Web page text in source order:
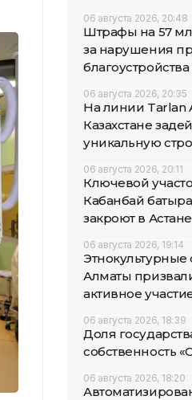
06 августа 2026, 20:48
Штрафы на 57
за нарушения
06 августа 2026, 20:35
На линии Tarlan
Казахстане
уникальную
06 августа 2026, 20:11
Ключевой
Кабанбай
закроют в
06 августа 2026, 19:14
Алматы
активное
06 августа 2026, 18:39
Доля
собственность
06 августа 2026, 18:20